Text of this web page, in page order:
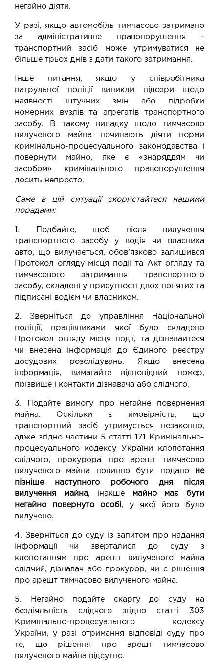
негайно діяти.
У разі, якщо автомобіль тимчасово затримано
за адміністративне правопорушення –
транспортний засіб може утримуватися не
більше трьох днів з дати такого затримання.
Інше питання, якщо у співробітника
патрульної поліції виникли підозри щодо
наявності штучних змін або підробки
номерних вузлів та агрегатів транспортного
засобу. В такому випадку щодо тимчасово
вилученого майна починають діяти норми
кримінально-процесуального законодавства і
повернути майно, яке є «знаряддям чи
засобом» кримінального правопорушення
досить непросто.
Саме в цій ситуації скористайтеся нашими
порадами:
1. Подбайте, щоб після вилучення
транспортного засобу у водія чи власника
авто, що вилучається, обов’язково залишився
Протокол огляду місця події та Акт огляду та
тимчасового затримання транспортного
засобу, складені у присутності двох понятих та
підписані водієм чи власником.
2. Зверніться до управління Національної
поліції, працівниками якої було складено
Протокол огляду місця події, та дізнавайтеся
чи внесена інформація до Єдиного реєстру
досудових розслідувань. Якщо внесена
інформація, вимагайте відповідний номер,
прізвище і контакти дізнавача або слідчого.
3. Подайте вимогу про негайне повернення
майна. Оскільки є ймовірність, що
транспортний засіб утримується незаконно,
адже згідно частини 5 статті 171 Кримінально-
процесуального кодексу України клопотання
слідчого, прокурора про арешт тимчасово
вилученого майна повинно бути подано не
пізніше наступного робочого дня після
вилучення майна, інакше майно має бути
негайно повернуто особі, у якої його було
вилучено.
4. Зверніться до суду із запитом про надання
інформації чи зверталися до суду з
клопотанням про арешт вилученого майна
слідчий, дізнавач або прокурор, чи є рішення
про арешт тимчасово вилученого майна.
5. Негайно подайте скаргу до суду на
бездіяльність слідчого згідно статті 303
Кримінально-процесуального кодексу
України, у разі отримання відповіді суду про
те, що рішення про арешт тимчасово
вилученого майна відсутнє.